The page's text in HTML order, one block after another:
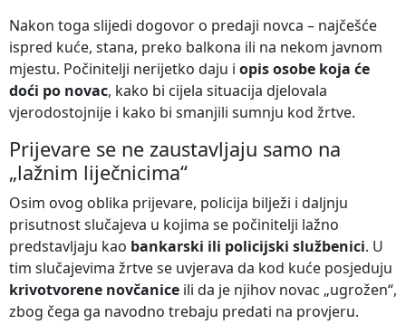
Nakon toga slijedi dogovor o predaji novca – najčešće
ispred kuće, stana, preko balkona ili na nekom javnom
mjestu. Počinitelji nerijetko daju i opis osobe koja će
doći po novac, kako bi cijela situacija djelovala
vjerodostojnije i kako bi smanjili sumnju kod žrtve.
Prijevare se ne zaustavljaju samo na
„lažnim liječnicima“
Osim ovog oblika prijevare, policija bilježi i daljnju
prisutnost slučajeva u kojima se počinitelji lažno
predstavljaju kao bankarski ili policijski službenici. U
tim slučajevima žrtve se uvjerava da kod kuće posjeduju
krivotvorene novčanice ili da je njihov novac „ugrožen“,
zbog čega ga navodno trebaju predati na provjeru.